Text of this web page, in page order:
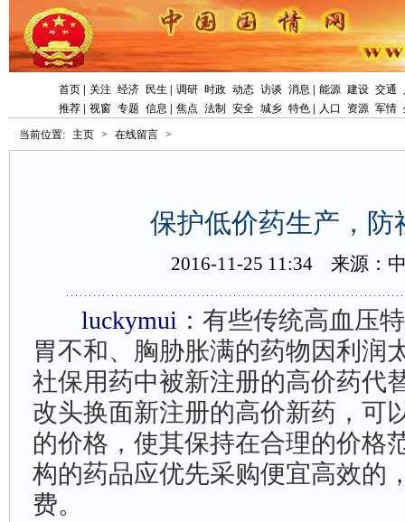
首页 关注 经济 民生 调研 时政 动态 访谈 消息 能源 建设 交通
推荐
视窗 专题 信息 焦点 法制 安全 城乡 特色 人口 资源 军情
当前位置: 主页 > 在线留言 >
保护低价药生产，防
2016-11-2511:34 来源：
luckymui ：有些传统高血压
胃不和、胸胁胀满的药物因利润
社保用药中被新注册的高价药代
改头换面新注册的高价新药，可
的价格，使其保持在合理的价格
构的药品应优先采购便宜高效的
费。